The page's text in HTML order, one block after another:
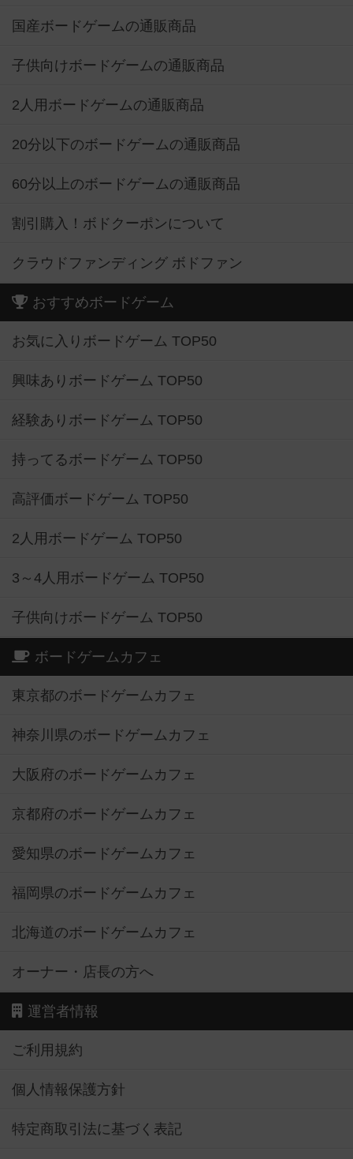
国産ボードゲームの通販商品
子供向けボードゲームの通販商品
2人用ボードゲームの通販商品
20分以下のボードゲームの通販商品
60分以上のボードゲームの通販商品
割引購入！ボドクーポンについて
クラウドファンディング ボドファン
おすすめボードゲーム
お気に入りボードゲーム TOP50
興味ありボードゲーム TOP50
経験ありボードゲーム TOP50
持ってるボードゲーム TOP50
高評価ボードゲーム TOP50
2人用ボードゲーム TOP50
3～4人用ボードゲーム TOP50
子供向けボードゲーム TOP50
ボードゲームカフェ
東京都のボードゲームカフェ
神奈川県のボードゲームカフェ
大阪府のボードゲームカフェ
京都府のボードゲームカフェ
愛知県のボードゲームカフェ
福岡県のボードゲームカフェ
北海道のボードゲームカフェ
オーナー・店長の方へ
運営者情報
ご利用規約
個人情報保護方針
特定商取引法に基づく表記